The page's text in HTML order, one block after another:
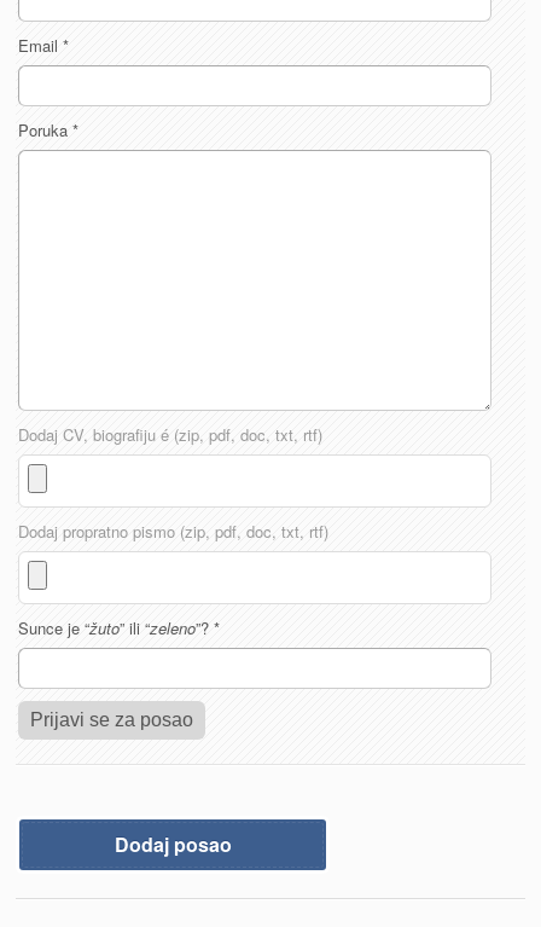
Email*
Poruka*
Dodaj CV, biografiju é (zip, pdf, doc, txt, rtf)
Dodaj propratno pismo (zip, pdf, doc, txt, rtf)
Sunce je “žuto” ili “zeleno”?*
Dodaj posao